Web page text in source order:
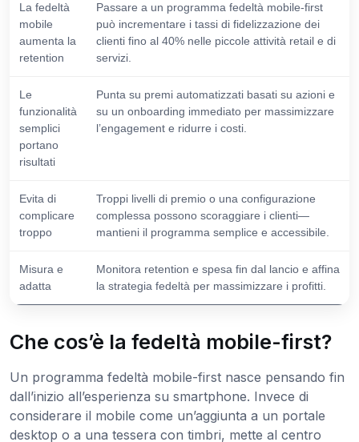
La fedeltà
mobile
aumenta la
retention
Passare a un programma fedeltà mobile-first
può incrementare i tassi di fidelizzazione dei
clienti fino al 40% nelle piccole attività retail e di
servizi.
Le
funzionalità
semplici
portano
risultati
Punta su premi automatizzati basati su azioni e
su un onboarding immediato per massimizzare
l’engagement e ridurre i costi.
Evita di
complicare
troppo
Troppi livelli di premio o una configurazione
complessa possono scoraggiare i clienti—
mantieni il programma semplice e accessibile.
Misura e
adatta
Monitora retention e spesa fin dal lancio e affina
la strategia fedeltà per massimizzare i profitti.
Che cos’è la fedeltà mobile-first?
Un programma fedeltà mobile-first nasce pensando fin
dall’inizio all’esperienza su smartphone. Invece di
considerare il mobile come un’aggiunta a un portale
desktop o a una tessera con timbri, mette al centro